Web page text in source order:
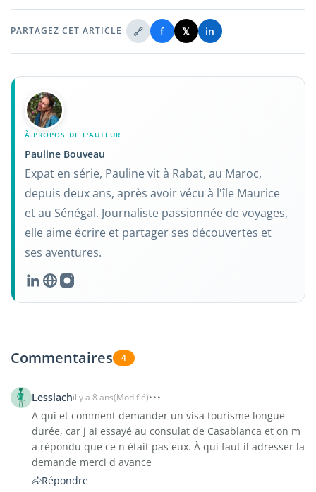
PARTAGEZ CET ARTICLE 🔗 f 𝕏 in
À PROPOS DE L'AUTEUR
Pauline Bouveau
Expat en série, Pauline vit à Rabat, au Maroc,
depuis deux ans, après avoir vécu à l'île Maurice
et au Sénégal. Journaliste passionnée de voyages,
elle aime écrire et partager ses découvertes et
ses aventures.
Commentaires 4
Lesslachil y a 8 ans(Modifié)
A qui et comment demander un visa tourisme longue
durée, car j ai essayé au consulat de Casablanca et on m
a répondu que ce n était pas eux. À qui faut il adresser la
demande merci d avance
Répondre